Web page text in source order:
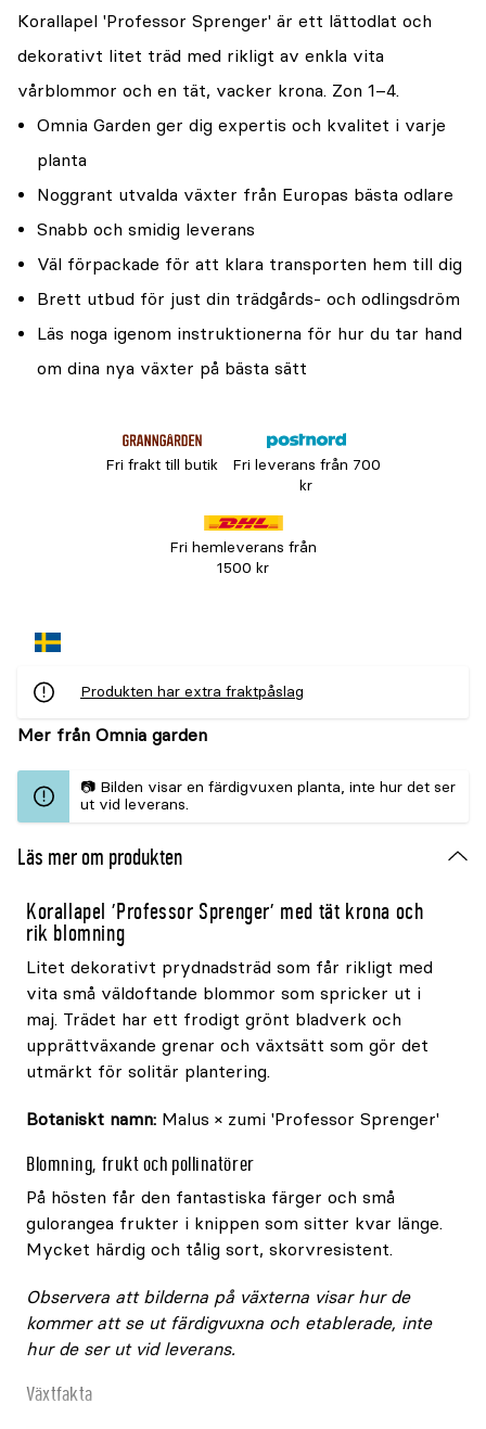
Korallapel 'Professor Sprenger' är ett lättodlat och
dekorativt litet träd med rikligt av enkla vita
vårblommor och en tät, vacker krona. Zon 1–4.
Omnia Garden ger dig expertis och kvalitet i varje
planta
Noggrant utvalda växter från Europas bästa odlare
Snabb och smidig leverans
Väl förpackade för att klara transporten hem till dig
Brett utbud för just din trädgårds- och odlingsdröm
Läs noga igenom instruktionerna för hur du tar hand
om dina nya växter på bästa sätt
Fri frakt till butik
Fri leverans från 700
kr
Fri hemleverans från
1500 kr
Produkten har extra fraktpåslag
Mer från Omnia garden
📷 Bilden visar en färdigvuxen planta, inte hur det ser
ut vid leverans.
Läs mer om produkten
Korallapel 'Professor Sprenger' med tät krona och
rik blomning
Litet dekorativt prydnadsträd som får rikligt med
vita små väldoftande blommor som spricker ut i
maj. Trädet har ett frodigt grönt bladverk och
upprättväxande grenar och växtsätt som gör det
utmärkt för solitär plantering.
Botaniskt namn: Malus × zumi 'Professor Sprenger'
Blomning, frukt och pollinatörer
På hösten får den fantastiska färger och små
gulorangea frukter i knippen som sitter kvar länge.
Mycket härdig och tålig sort, skorvresistent.
Observera att bilderna på växterna visar hur de
kommer att se ut färdigvuxna och etablerade, inte
hur de ser ut vid leverans.
Växtfakta